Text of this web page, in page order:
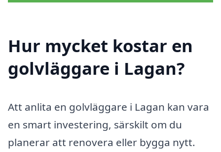
Hur mycket kostar en
golvläggare i Lagan?
Att anlita en golvläggare i Lagan kan vara
en smart investering, särskilt om du
planerar att renovera eller bygga nytt.